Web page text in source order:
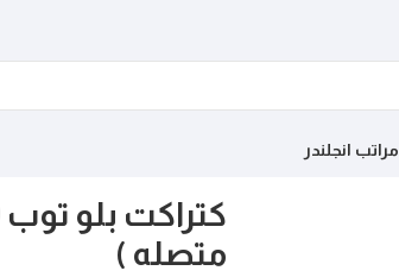
مراتب انجلندر
متصله )